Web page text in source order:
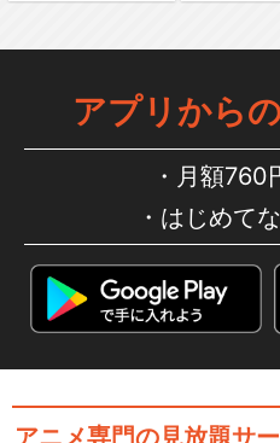
アプリから
月額760
はじめて
アニメ専門の見放題サ